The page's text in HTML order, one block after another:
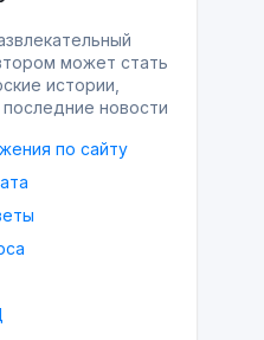
может стать
истории,
новости
по сайту